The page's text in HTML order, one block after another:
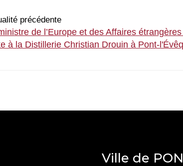
précédente
de l’Europe et des Affaires
à la Distillerie Christian Drouin à Pont-
Ville de